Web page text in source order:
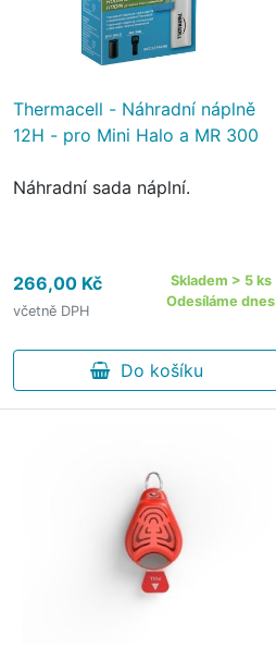
Thermacell - Náhradní náplně
12H - pro Mini Halo a MR 300
Náhradní sada náplní.
266,00 Kč
včetně DPH
Skladem > 5 ks
Odesíláme dnes
Do košíku